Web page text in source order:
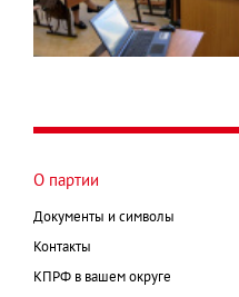
О партии
Документы и символы
Контакты
КПРФ в вашем округе